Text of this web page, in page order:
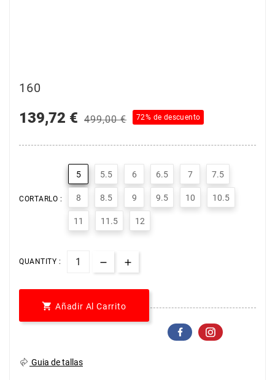
160
139,72 € 499,00 € 72% de descuento
CORTARLO :
5 5.5 6 6.5 7 7.5
8 8.5 9 9.5 10 10.5
11 11.5 12
QUANTITY :
 Añadir Al Carrito
Guia de tallas